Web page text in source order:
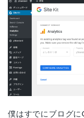
僕はすでにブログ